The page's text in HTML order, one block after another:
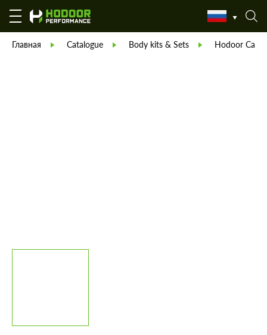
Главная Catalogue Body kits & Sets Hodoor